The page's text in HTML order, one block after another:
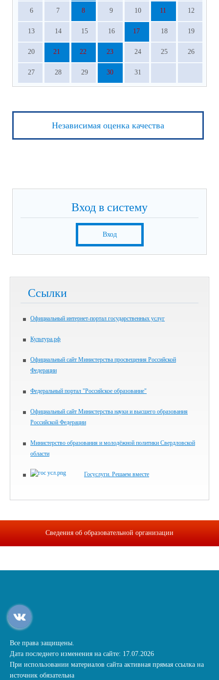
6 7 8 9 10 11 12
13 14 15 16 17 18 19
20 21 22 23 24 25 26
27 28 29 30 31
Независимая оценка качества
Вход в систему
Вход
Ссылки
Официальный интернет-портал государственных услуг
Культура.рф
Официальный сайт Министерства просвещения Российской
Федерации
Федеральный портал "Российское образование"
Официальный сайт Министерства науки и высшего образования
Российской Федерации
Министерство образования и молодёжной политики Свердловской
области
Госуслуги. Решаем вместе
Сведения об образовательной организации
Все права защищены.
Дата последнего изменения на сайте: 17.07.2026
При использовании материалов сайта активная прямая ссылка на
источник обязательна